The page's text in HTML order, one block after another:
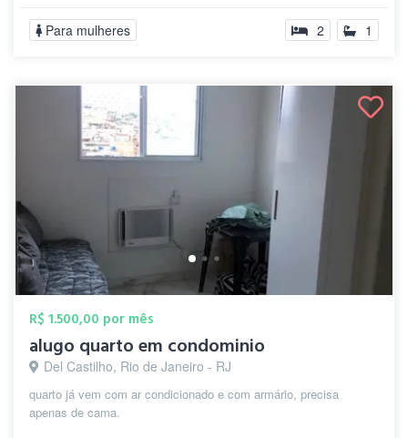
Para mulheres 2 1
R$ 1.500,00 por mês
alugo quarto em condominio
Del Castilho, Rio de Janeiro - RJ
quarto já vem com ar condicionado e com armário, precisa
apenas de cama.